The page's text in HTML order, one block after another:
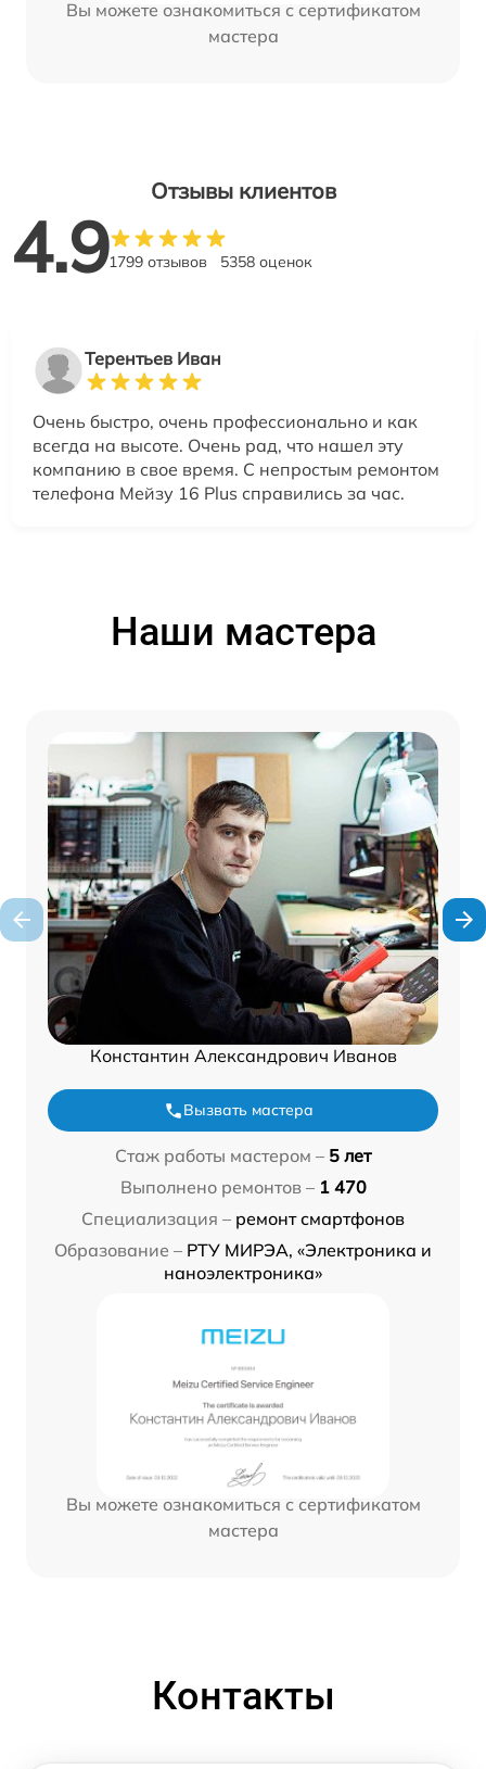
Вы можете ознакомиться с сертификатом
мастера
Отзывы клиентов
4.91799 отзывов 5358 оценок
Терентьев Иван
Очень быстро, очень профессионально и как
всегда на высоте. Очень рад, что нашел эту
компанию в свое время. С непростым ремонтом
телефона Мейзу 16 Plus справились за час.
Наши мастера
Константин Александрович Иванов
Вызвать мастера
Стаж работы мастером – 5 лет
Выполнено ремонтов – 1 470
Специализация – ремонт смартфонов
Образование – РТУ МИРЭА, «Электроника и
наноэлектроника»
Вы можете ознакомиться с сертификатом
мастера
Контакты